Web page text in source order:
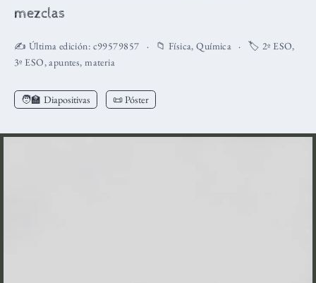
mezclas
✍️ Última edición: c99579857 📁 Física,Química 🏷️ 2º ESO,
3º ESO,apuntes,materia
🧑‍🏫 Diapositivas 📜 Póster